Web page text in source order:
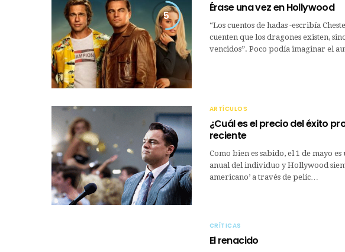
5
Érase una vez en Hollywood
“Los cuentos de hadas -escribía
cuenten que los dragones existen,
vencidos”. Poco podía imaginar el
ARTÍCULOS
¿Cuál es el precio del éxito
reciente
Como bien es sabido, el 1 de mayo
anual del individuo y Hollywood
americano’ a través de pelíc…
CRÍTICAS
El renacido